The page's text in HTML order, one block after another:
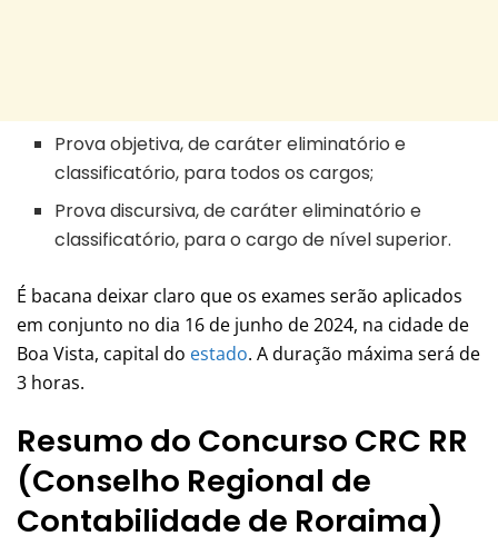
Prova objetiva, de caráter eliminatório e
classificatório, para todos os cargos;
Prova discursiva, de caráter eliminatório e
classificatório, para o cargo de nível superior.
É bacana deixar claro que os exames serão aplicados
em conjunto no dia 16 de junho de 2024, na cidade de
Boa Vista, capital do estado. A duração máxima será de
3 horas.
Resumo do Concurso CRC RR
(Conselho Regional de
Contabilidade de Roraima)